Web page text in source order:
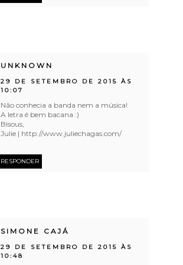
UNKNOWN
29 DE SETEMBRO DE 2015 ÀS
10:07
Não conhecia a banda nem a música!
A letra é bem bacana :)
Bisous,
Julie | http://www.juliechagas.com/
RESPONDER
SIMONE CAJÁ
29 DE SETEMBRO DE 2015 ÀS
10:48